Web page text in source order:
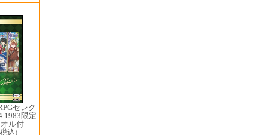
セレク
1983限定
ル付
込)